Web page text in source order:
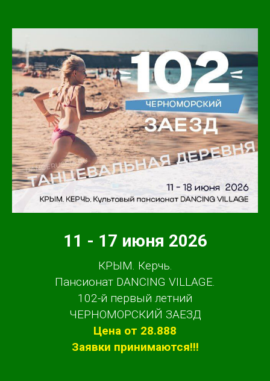
11 - 17 июня 2026
КРЫМ. Керчь.
Пансионат DANCING VILLAGE.
102-й первый летний
ЧЕРНОМОРСКИЙ ЗАЕЗД
Цена от 28.888
Заявки принимаются!!!